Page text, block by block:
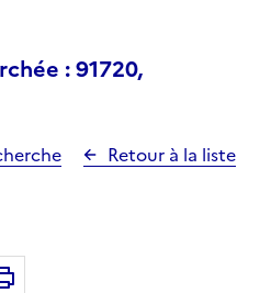
: 91720,
Retour à la liste
dans le presse-papier